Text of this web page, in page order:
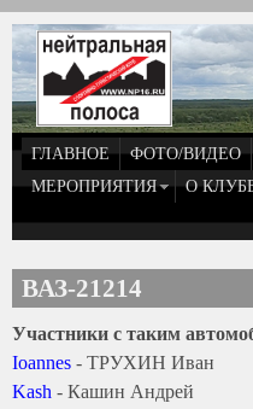
Перейти к основному
ГЛАВНОЕ ФОТО/ВИДЕО
МЕРОПРИЯТИЯ
О
ВАЗ-21214
Участники с таким
Ioannes - ТРУХИН Иван
Kash - Кашин Андрей